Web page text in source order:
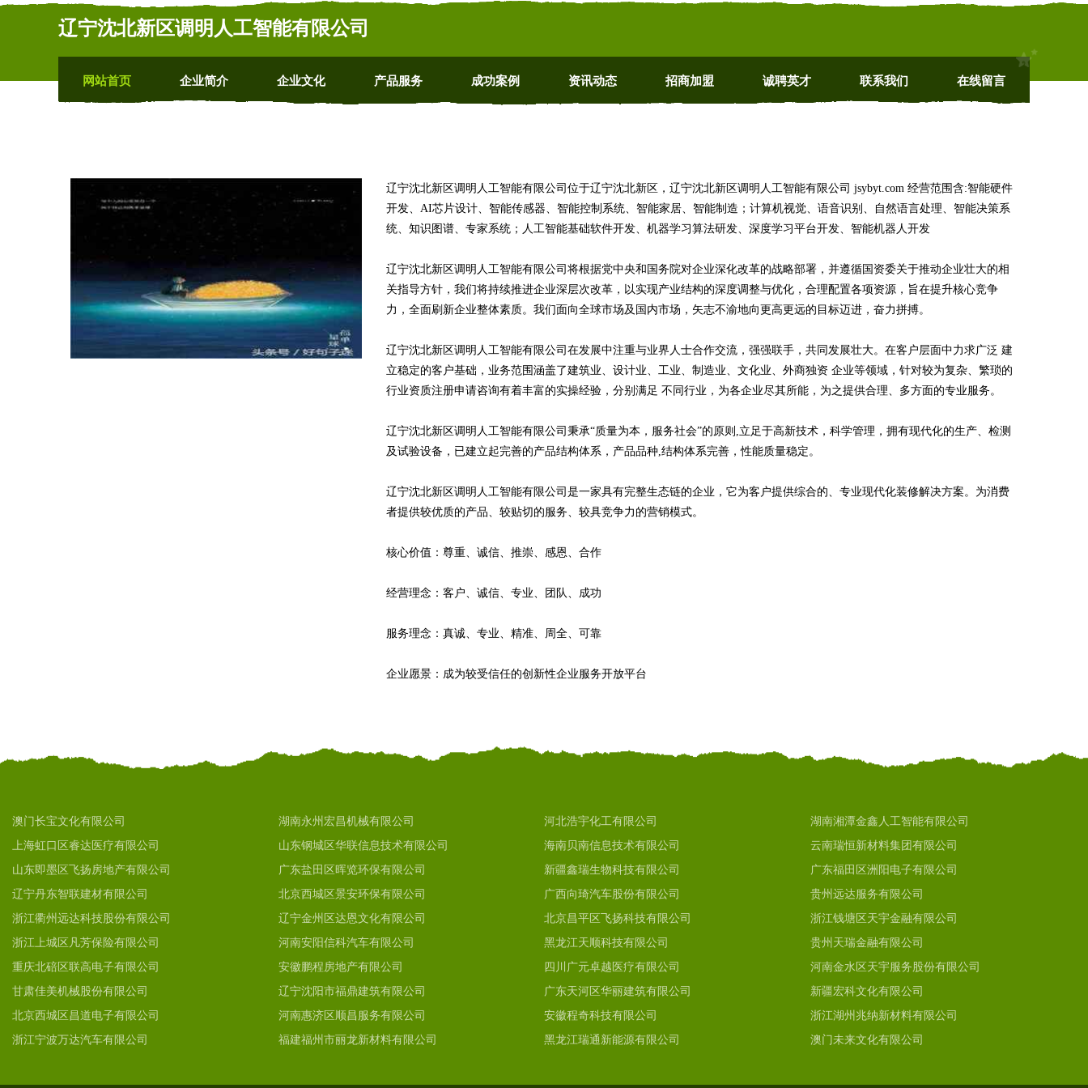
辽宁沈北新区调明人工智能有限公司
网站首页 企业简介 企业文化 产品服务 成功案例 资讯动态 招商加盟 诚聘英才 联系我们 在线留言
辽宁沈北新区调明人工智能有限公司位于辽宁沈北新区，辽宁沈北新区调明人工智能有限公司 jsybyt.com 经营范围含:智能硬件
开发、AI芯片设计、智能传感器、智能控制系统、智能家居、智能制造；计算机视觉、语音识别、自然语言处理、智能决策系
统、知识图谱、专家系统；人工智能基础软件开发、机器学习算法研发、深度学习平台开发、智能机器人开发
辽宁沈北新区调明人工智能有限公司将根据党中央和国务院对企业深化改革的战略部署，并遵循国资委关于推动企业壮大的相
关指导方针，我们将持续推进企业深层次改革，以实现产业结构的深度调整与优化，合理配置各项资源，旨在提升核心竞争
力，全面刷新企业整体素质。我们面向全球市场及国内市场，矢志不渝地向更高更远的目标迈进，奋力拼搏。
辽宁沈北新区调明人工智能有限公司在发展中注重与业界人士合作交流，强强联手，共同发展壮大。在客户层面中力求广泛 建
立稳定的客户基础，业务范围涵盖了建筑业、设计业、工业、制造业、文化业、外商独资 企业等领域，针对较为复杂、繁琐的
行业资质注册申请咨询有着丰富的实操经验，分别满足 不同行业，为各企业尽其所能，为之提供合理、多方面的专业服务。
辽宁沈北新区调明人工智能有限公司秉承“质量为本，服务社会”的原则,立足于高新技术，科学管理，拥有现代化的生产、检测
及试验设备，已建立起完善的产品结构体系，产品品种,结构体系完善，性能质量稳定。
辽宁沈北新区调明人工智能有限公司是一家具有完整生态链的企业，它为客户提供综合的、专业现代化装修解决方案。为消费
者提供较优质的产品、较贴切的服务、较具竞争力的营销模式。
核心价值：尊重、诚信、推崇、感恩、合作
经营理念：客户、诚信、专业、团队、成功
服务理念：真诚、专业、精准、周全、可靠
企业愿景：成为较受信任的创新性企业服务开放平台
澳门长宝文化有限公司 湖南永州宏昌机械有限公司 河北浩宇化工有限公司
湖南湘潭金鑫人工智能有限公司
上海虹口区睿达医疗有限公司
山东钢城区华联信息技术有限公司 海南贝南信息技术有限公司
云南瑞恒新材料集团有限公司
山东即墨区飞扬房地产有限公司
广东盐田区晖览环保有限公司 新疆鑫瑞生物科技有限公司
广东福田区洲阳电子有限公司
辽宁丹东智联建材有限公司
北京西城区景安环保有限公司 广西向琦汽车股份有限公司
贵州远达服务有限公司
浙江衢州远达科技股份有限公司
辽宁金州区达恩文化有限公司 北京昌平区飞扬科技有限公司
浙江钱塘区天宇金融有限公司
浙江上城区凡芳保险有限公司
河南安阳信科汽车有限公司 黑龙江天顺科技有限公司
贵州天瑞金融有限公司
重庆北碚区联高电子有限公司
安徽鹏程房地产有限公司 四川广元卓越医疗有限公司
河南金水区天宇服务股份有限公司
甘肃佳美机械股份有限公司
辽宁沈阳市福鼎建筑有限公司 广东天河区华丽建筑有限公司
新疆宏科文化有限公司
北京西城区昌道电子有限公司
河南惠济区顺昌服务有限公司 安徽程奇科技有限公司
浙江湖州兆纳新材料有限公司
浙江宁波万达汽车有限公司
福建福州市丽龙新材料有限公司 黑龙江瑞通新能源有限公司 澳门未来文化有限公司